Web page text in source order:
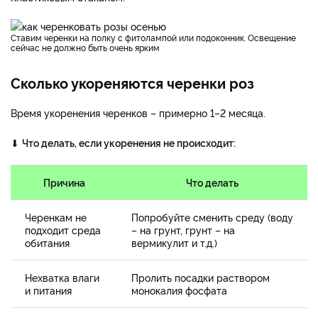
Ставим черенки на полку с фитолампой или подоконник. Освещение
сейчас не должно быть очень ярким
Сколько укореняются черенки роз
Время укоренения черенков – примерно 1–2 месяца.
⬇ Что делать, если укоренения не происходит:
Причина Что делать
Черенкам не
подходит среда
обитания
Попробуйте сменить среду (воду
– на грунт, грунт – на
вермикулит и т.д.)
Нехватка влаги
и питания
Пролить посадки раствором
монокалия фосфата